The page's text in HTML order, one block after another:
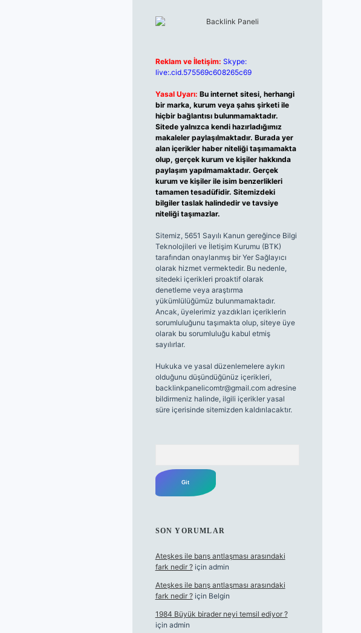
Reklam ve İletişim: Skype:
live:.cid.575569c608265c69
Yasal Uyarı: Bu internet sitesi, herhangi
bir marka, kurum veya şahıs şirketi ile
hiçbir bağlantısı bulunmamaktadır.
Sitede yalnızca kendi hazırladığımız
makaleler paylaşılmaktadır. Burada yer
alan içerikler haber niteliği taşımamakta
olup, gerçek kurum ve kişiler hakkında
paylaşım yapılmamaktadır. Gerçek
kurum ve kişiler ile isim benzerlikleri
tamamen tesadüfidir. Sitemizdeki
bilgiler taslak halindedir ve tavsiye
niteliği taşımazlar.
Sitemiz, 5651 Sayılı Kanun gereğince Bilgi
Teknolojileri ve İletişim Kurumu (BTK)
tarafından onaylanmış bir Yer Sağlayıcı
olarak hizmet vermektedir. Bu nedenle,
sitedeki içerikleri proaktif olarak
denetleme veya araştırma
yükümlülüğümüz bulunmamaktadır.
Ancak, üyelerimiz yazdıkları içeriklerin
sorumluluğunu taşımakta olup, siteye üye
olarak bu sorumluluğu kabul etmiş
sayılırlar.
Hukuka ve yasal düzenlemelere aykırı
olduğunu düşündüğünüz içerikleri,
backlinkpanelicomtr@gmail.comadresine
bildirmeniz halinde, ilgili içerikler yasal
süre içerisinde sitemizden kaldırılacaktır.
SON YORUMLAR
Ateşkes ile barış antlaşması arasındaki
fark nedir ?için admin
Ateşkes ile barış antlaşması arasındaki
fark nedir ?için Belgin
1984 Büyük birader neyi temsil ediyor ?
için admin